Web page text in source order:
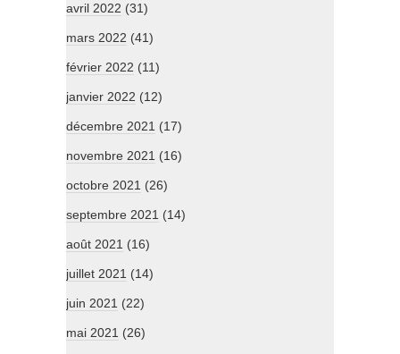
avril 2022 (31)
mars 2022 (41)
février 2022 (11)
janvier 2022 (12)
décembre 2021 (17)
novembre 2021 (16)
octobre 2021 (26)
septembre 2021 (14)
août 2021 (16)
juillet 2021 (14)
juin 2021 (22)
mai 2021 (26)